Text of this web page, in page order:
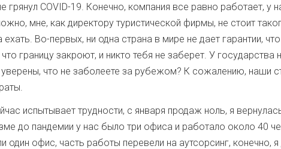
COVID-19. Конечно, компания все равно работает, у
мне, как директору туристической фирмы, не стоит
Во-первых, ни одна страна в мире не дает гарантии,
границу закроют, и никто тебя не заберет. У государства
что не заболеете за рубежом? К сожа­лению, наши
испытывает трудности, с января продаж ноль, я
до пандемии у нас было три офиса и работало около 40
офис, часть работы перевели на аутсорсинг, конечно,